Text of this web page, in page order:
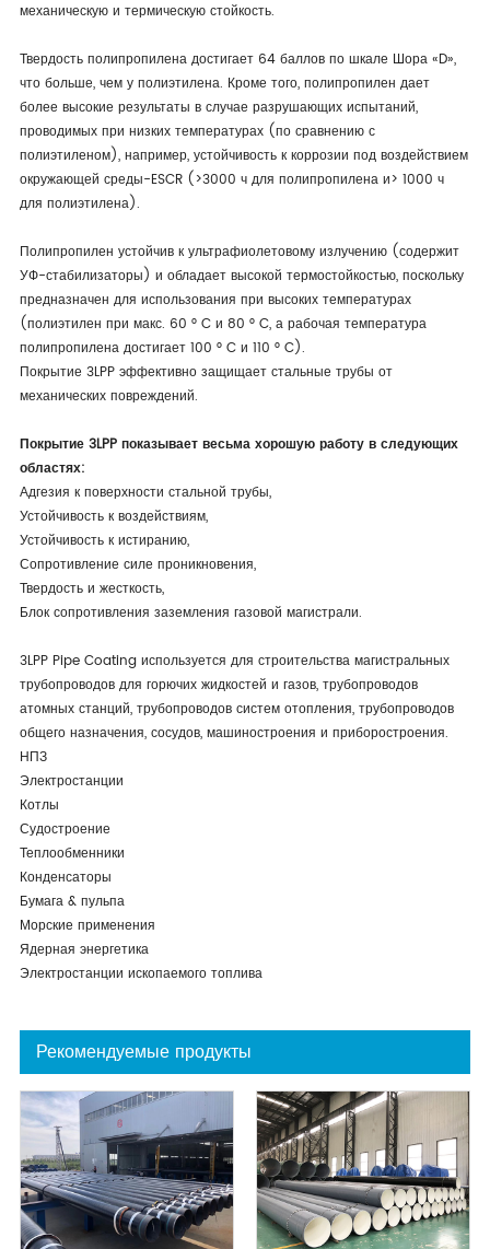
механическую и термическую стойкость.
Твердость полипропилена достигает 64 баллов по шкале Шора «D»,
что больше, чем у полиэтилена. Кроме того, полипропилен дает
более высокие результаты в случае разрушающих испытаний,
проводимых при низких температурах (по сравнению с
полиэтиленом), например, устойчивость к коррозии под воздействием
окружающей среды-ESCR (>3000 ч для полипропилена и> 1000 ч
для полиэтилена).
Полипропилен устойчив к ультрафиолетовому излучению (содержит
УФ-стабилизаторы) и обладает высокой термостойкостью, поскольку
предназначен для использования при высоких температурах
(полиэтилен при макс. 60 ° C и 80 ° C, а рабочая температура
полипропилена достигает 100 ° C и 110 ° C).
Покрытие 3LPP эффективно защищает стальные трубы от
механических повреждений.
Покрытие 3LPP показывает весьма хорошую работу в следующих
областях:
Адгезия к поверхности стальной трубы,
Устойчивость к воздействиям,
Устойчивость к истиранию,
Сопротивление силе проникновения,
Твердость и жесткость,
Блок сопротивления заземления газовой магистрали.
3LPP Pipe Coating используется для строительства магистральных
трубопроводов для горючих жидкостей и газов, трубопроводов
атомных станций, трубопроводов систем отопления, трубопроводов
общего назначения, сосудов, машиностроения и приборостроения.
НПЗ
Электростанции
Котлы
Судостроение
Теплообменники
Конденсаторы
Бумага & пульпа
Морские применения
Ядерная энергетика
Электростанции ископаемого топлива
Рекомендуемые продукты